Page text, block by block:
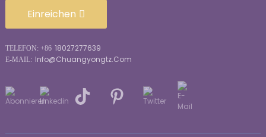
Einreichen
TELEFON: +86 18027277639
E-MAIL: Info@chuangyongtz.com